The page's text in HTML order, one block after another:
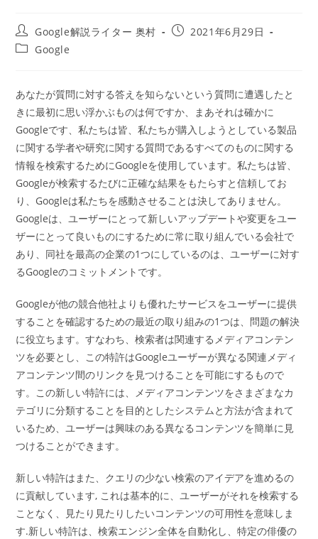
投
稿
者:
Google解説ライター 奥村
投
2021年6月29日
投
テ
ゴ
リ
ー:
Google
あなたが質問に対する答えを知らないという質問に遭遇したと
きに最初に思い浮かぶものは何ですか、まあそれは確かに
Googleです、私たちは皆、私たちが購入しようとしている製品
に関する学者や研究に関する質問であるすべてのものに関する
情報を検索するためにGoogleを使用しています。私たちは皆、
Googleが検索するたびに正確な結果をもたらすと信頼してお
り、Googleは私たちを感動させることは決してありません。
Googleは、ユーザーにとって新しいアップデートや変更をユー
ザーにとって良いものにするために常に取り組んでいる会社で
あり、同社を最高の企業の1つにしているのは、ユーザーに対す
るGoogleのコミットメントです。
Googleが他の競合他社よりも優れたサービスをユーザーに提供
することを確認するための最近の取り組みの1つは、問題の解決
に役立ちます。すなわち、検索者は関連するメディアコンテン
ツを必要とし、この特許はGoogleユーザーが異なる関連メディ
アコンテンツ間のリンクを見つけることを可能にするもので
す。この新しい特許には、メディアコンテンツをさまざまなカ
テゴリに分類することを目的としたシステムと方法が含まれて
いるため、ユーザーは興味のある異なるコンテンツを簡単に見
つけることができます。
新しい特許はまた、クエリの少ない検索のアイデアを進めるの
に貢献しています, これは基本的に、ユーザーがそれを検索する
ことなく、見たり見たりしたいコンテンツの可用性を意味しま
す.新しい特許は、検索エンジン全体を自動化し、特定の俳優の